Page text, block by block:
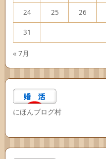
24 25 26
31
« 7月
にほんブログ村